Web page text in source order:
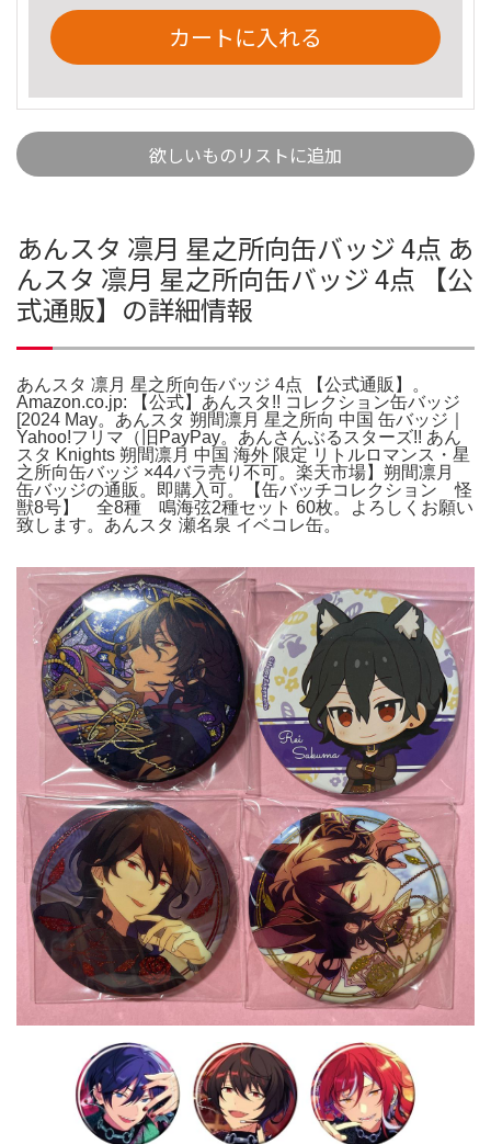
カートに入れる
欲しいものリストに追加
あんスタ 凛月 星之所向缶バッジ 4点 あ
んスタ 凛月 星之所向缶バッジ 4点 【公
式通販】の詳細情報
あんスタ 凛月 星之所向缶バッジ 4点 【公式通販】。
Amazon.co.jp: 【公式】あんスタ!! コレクション缶バッジ
[2024 May。あんスタ 朔間凛月 星之所向 中国 缶バッジ｜
Yahoo!フリマ（旧PayPay。あんさんぶるスターズ!! あん
スタ Knights 朔間凛月 中国 海外 限定 リトルロマンス・星
之所向缶バッジ ×44バラ売り不可。楽天市場】朔間凛月
缶バッジの通販。即購入可。【缶バッチコレクション 怪
獣8号】 全8種 鳴海弦2種セット 60枚。よろしくお願い
致します。あんスタ 瀬名泉 イベコレ缶。